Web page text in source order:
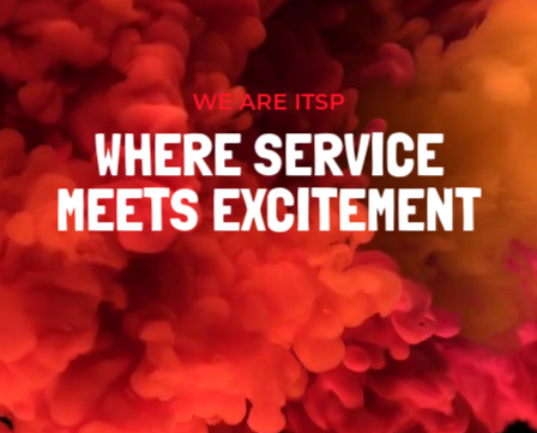
WE ARE ITSP
WHERE SERVICE
MEETS EXCITEMENT